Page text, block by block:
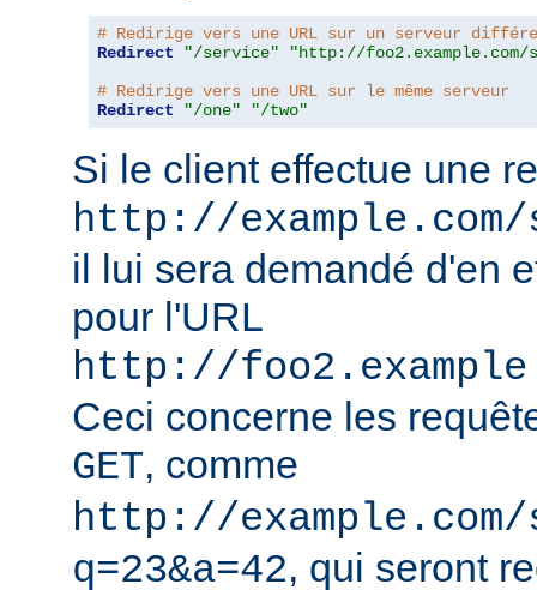
# Redirige vers une URL sur un serveur
Redirect
"/service"
"http://foo2.example.com/
# Redirige vers une URL sur le même serveur
Redirect
"/one" "/two"
Si le client effectue une
http://
il lui sera demandé d'en
pour l'URL
http://
Ceci concerne les
GET, comme
http://
q=23&a=42, qui seront